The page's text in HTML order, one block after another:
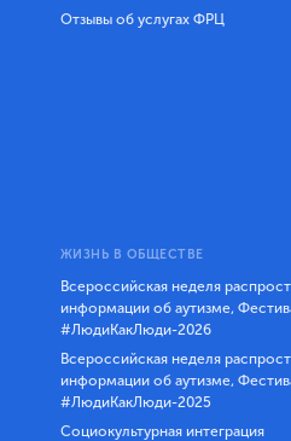
Отзывы об услугах ФРЦ
ЖИЗНЬ В ОБЩЕСТВЕ
Всероссийская неделя
информации об аутизме,
#ЛюдиКакЛюди-2026
Всероссийская неделя
информации об аутизме,
#ЛюдиКакЛюди-2025
Социокультурная интеграция